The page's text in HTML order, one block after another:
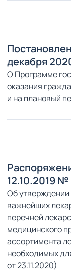
декабря
О Программе
оказания
и на плановый
12.10.2019
Об
важнейших
перечней
медицинского
ассортимента
необходимых
от 23.11.2020)